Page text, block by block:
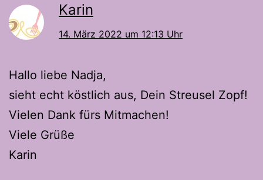
Karin
14. März 2022 um 12:13 Uhr
Hallo liebe Nadja,
sieht echt köstlich aus, Dein Streusel Zopf!
Vielen Dank fürs Mitmachen!
Viele Grüße
Karin